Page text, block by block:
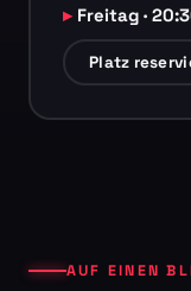
Freitag ·
Platz
AUF EINEN